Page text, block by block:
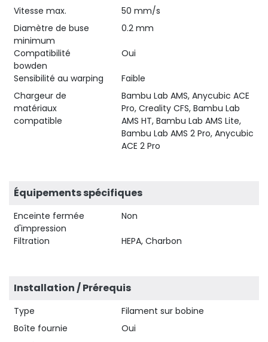
Vitesse max.
50 mm/s
Diamètre de buse
minimum
0.2 mm
Compatibilité
bowden
Oui
Sensibilité au warping
Faible
Chargeur de
matériaux
compatible
Bambu Lab AMS, Anycubic ACE
Pro, Creality CFS, Bambu Lab
AMS HT, Bambu Lab AMS Lite,
Bambu Lab AMS 2 Pro, Anycubic
ACE 2 Pro
Équipements spécifiques
Enceinte fermée
d'impression
Non
Filtration HEPA, Charbon
Installation / Prérequis
Type
Filament sur bobine
Boîte fournie
Oui